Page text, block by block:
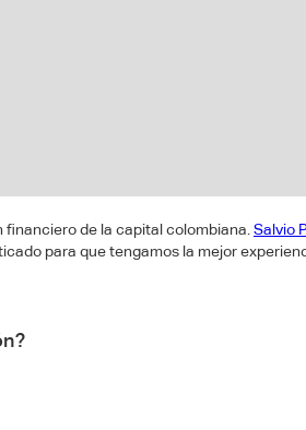
financiero de la capital colombiana. Salvio
para que tengamos la mejor